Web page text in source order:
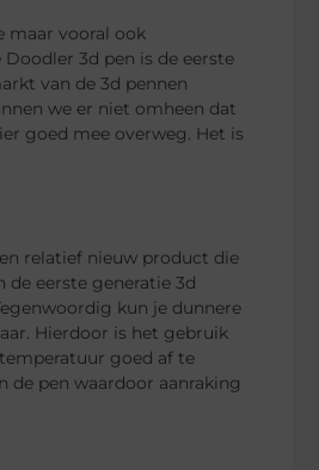
maar vooral ook
3d pen is de eerste
van de 3d pennen
we er niet omheen dat
goed mee overweg. Het is
relatief nieuw product die
eerste generatie 3d
kun je dunnere
Hierdoor is het gebruik
goed af te
de pen waardoor aanraking